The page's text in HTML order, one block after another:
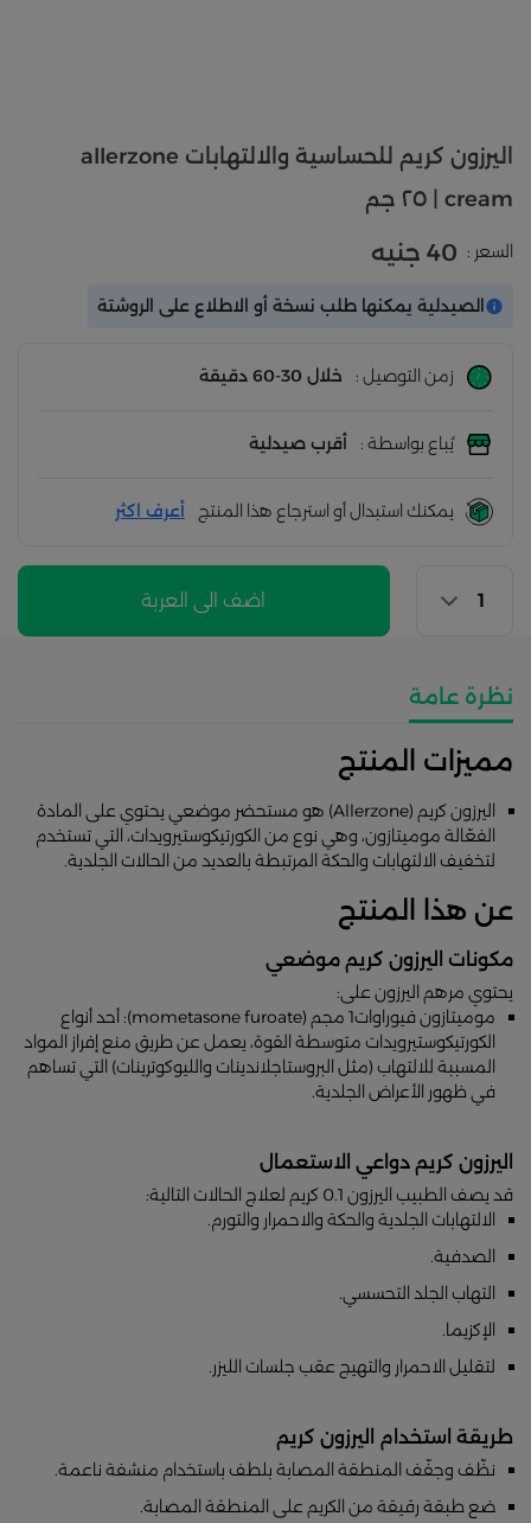
اليرزون كريم للحساسية والالتهابات allerzone
cream | ٢٥ جم
السعر : 40 جنيه
الصيدلية يمكنها طلب نسخة أو الاطلاع على الروشتة
زمن التوصيل : خلال 30-60 دقيقة
يُباع بواسطة : أقرب صيدلية
يمكنك استبدال أو استرجاع هذا المنتج أعرف اكثر
اضف الى العربة
نظرة عامة
مميزات المنتج
​اليرزون كريم (Allerzone) هو مستحضر موضعي يحتوي على المادة
الفعّالة موميتازون، وهي نوع من الكورتيكوستيرويدات، التي تستخدم
لتخفيف الالتهابات والحكة المرتبطة بالعديد من الحالات الجلدية. ​
عن هذا المنتج
مكونات اليرزون كريم موضعي
يحتوي مرهم اليرزون على:
موميتازون فيوراوات1 مجم (mometasone furoate): أحد أنواع
الكورتيكوستيرويدات متوسطة القوة، يعمل عن طريق منع إفراز المواد
المسببة للالتهاب (مثل البروستاجلاندينات والليوكوترينات) التي تساهم
في ظهور الأعراض الجلدية.
اليرزون كريم دواعي الاستعمال
قد يصف الطبيب اليرزون 0.1 كريم لعلاج الحالات التالية:
الالتهابات الجلدية والحكة والاحمرار والتورم.
الصدفية.
التهاب الجلد التحسسي.
الإكزيما.
لتقليل الاحمرار والتهيج عقب جلسات الليزر.
طريقة استخدام اليرزون كريم
نظّف وجفّف المنطقة المصابة بلطف باستخدام منشفة ناعمة.
ضع طبقة رقيقة من الكريم على المنطقة المصابة.